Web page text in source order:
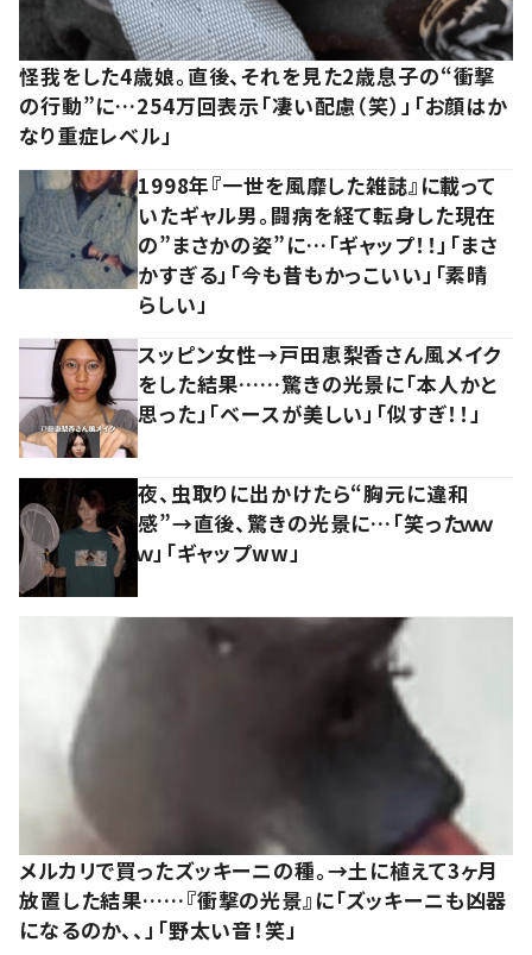
怪我をした4歳娘。直後、それを見た2歳息子の“衝撃
の行動”に…254万回表示「凄い配慮（笑）」「お顔はか
なり重症レベル」
1998年『一世を風靡した雑誌』に載って
いたギャル男。闘病を経て転身した現在
の”まさかの姿”に…「ギャップ！！」「まさ
かすぎる」「今も昔もかっこいい」「素晴
らしい」
スッピン女性→戸田恵梨香さん風メイク
をした結果……驚きの光景に「本人かと
思った」「ベースが美しい」「似すぎ！！」
夜、虫取りに出かけたら“胸元に違和
感”→直後、驚きの光景に…「笑ったｗｗ
ｗ」「ギャップww」
メルカリで買ったズッキーニの種。→土に植えて3ヶ月
放置した結果……『衝撃の光景』に「ズッキーニも凶器
になるのか、、」「野太い音！笑」